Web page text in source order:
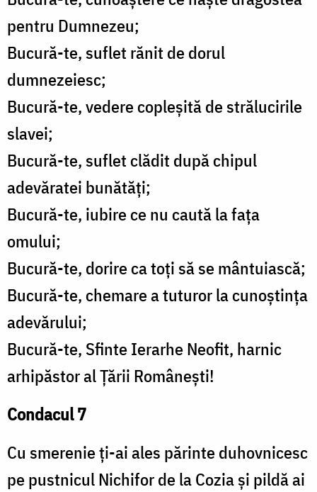
pentru Dumnezeu;
Bucură-te, suflet rănit de dorul
dumnezeiesc;
Bucură-te, vedere copleşită de strălucirile
slavei;
Bucură-te, suflet clădit după chipul
adevăratei bunătăţi;
Bucură-te, iubire ce nu caută la faţa
omului;
Bucură-te, dorire ca toţi să se mântuiască;
Bucură-te, chemare a tuturor la cunoştinţa
adevărului;
Bucură-te, Sfinte Ierarhe Neofit, harnic
arhipăstor al Ţării Româneşti!
Condacul 7
Cu smerenie ţi-ai ales părinte duhovnicesc
pe pustnicul Nichifor de la Cozia şi pildă ai